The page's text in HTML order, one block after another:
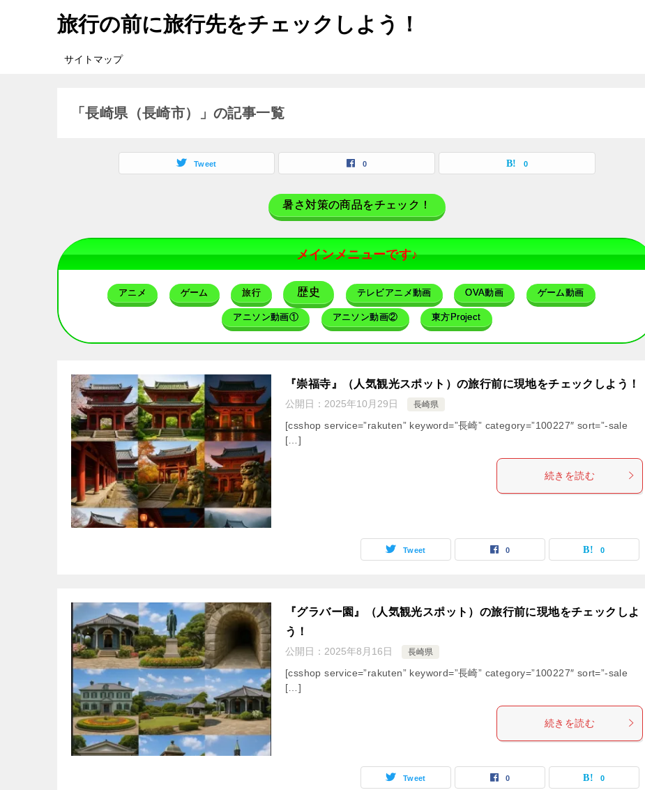
旅行の前に旅行先をチェックしよう！
サイトマップ
「長崎県（長崎市）」の記事一覧
Tweet 0 0
暑さ対策の商品をチェック！
メインメニューです♪
アニメ ゲーム 旅行 歴史 テレビアニメ動画 OVA動画 ゲーム動画
アニソン動画① アニソン動画② 東方Project
『崇福寺』（人気観光スポット）の旅行前に現地をチェックしよう！
公開日： 2025年10月29日 長崎県
[csshop service=”rakuten” keyword=”長崎” category=”100227″ sort=”-sale
[…]
続きを読む
Tweet 0 0
『グラバー園』（人気観光スポット）の旅行前に現地をチェックしよ
う！
公開日： 2025年8月16日 長崎県
[csshop service=”rakuten” keyword=”長崎” category=”100227″ sort=”-sale
[…]
続きを読む
Tweet 0 0